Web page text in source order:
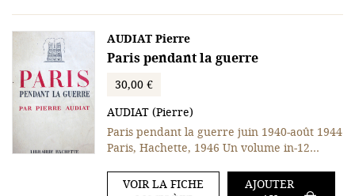
AUDIAT Pierre
Paris pendant la guerre
30,00 €
AUDIAT (Pierre)
Paris pendant la guerre juin 1940-août 1944
Paris, Hachette, 1946 Un volume in-12…
VOIR LA FICHE
AJOUTER